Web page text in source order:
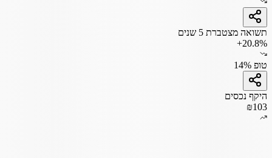
תשואה מצטברת 5 שנים
+20.8%
טופ 14%
היקף נכסים
₪103